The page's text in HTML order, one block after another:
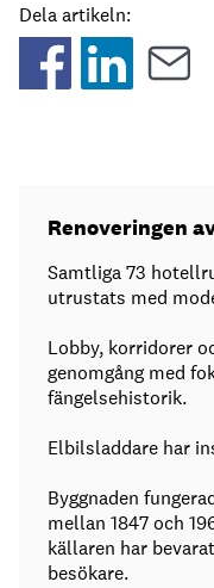
Dela artikeln:
Renoveringen
Samtliga 73
utrustats med
Lobby, korridorer
genomgång med
fängelsehistorik.
Elbilsladdare har
Byggnaden
mellan 1847 och
källaren har
besökare.